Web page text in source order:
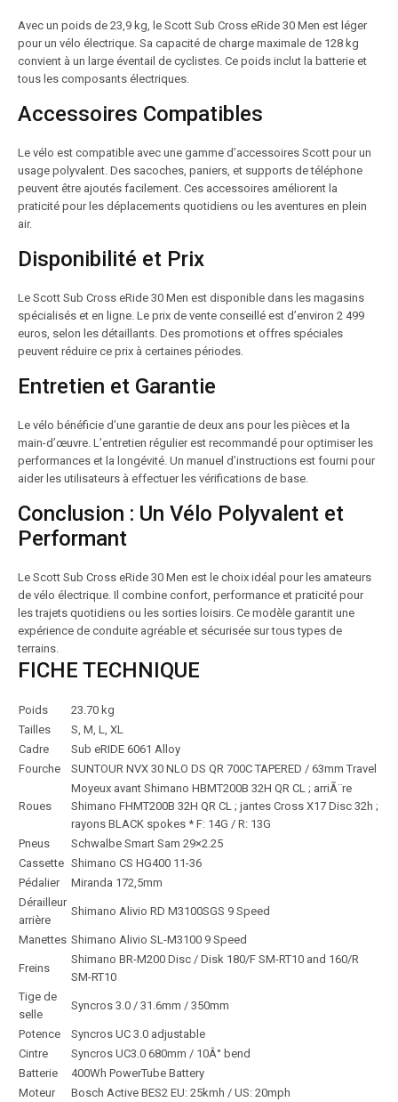
Avec un poids de 23,9 kg, le Scott Sub Cross eRide 30 Men est léger
pour un vélo électrique. Sa capacité de charge maximale de 128 kg
convient à un large éventail de cyclistes. Ce poids inclut la batterie et
tous les composants électriques.
Accessoires Compatibles
Le vélo est compatible avec une gamme d’accessoires Scott pour un
usage polyvalent. Des sacoches, paniers, et supports de téléphone
peuvent être ajoutés facilement. Ces accessoires améliorent la
praticité pour les déplacements quotidiens ou les aventures en plein
air.
Disponibilité et Prix
Le Scott Sub Cross eRide 30 Men est disponible dans les magasins
spécialisés et en ligne. Le prix de vente conseillé est d’environ 2 499
euros, selon les détaillants. Des promotions et offres spéciales
peuvent réduire ce prix à certaines périodes.
Entretien et Garantie
Le vélo bénéficie d’une garantie de deux ans pour les pièces et la
main-d’œuvre. L’entretien régulier est recommandé pour optimiser les
performances et la longévité. Un manuel d’instructions est fourni pour
aider les utilisateurs à effectuer les vérifications de base.
Conclusion : Un Vélo Polyvalent et
Performant
Le Scott Sub Cross eRide 30 Men est le choix idéal pour les amateurs
de vélo électrique. Il combine confort, performance et praticité pour
les trajets quotidiens ou les sorties loisirs. Ce modèle garantit une
expérience de conduite agréable et sécurisée sur tous types de
terrains.
FICHE TECHNIQUE
Poids
23.70 kg
Tailles
S, M, L, XL
Cadre
Sub eRIDE 6061 Alloy
Fourche
SUNTOUR NVX 30 NLO DS QR 700C TAPERED / 63mm Travel
Roues
Moyeux avant Shimano HBMT200B 32H QR CL ; arriÃ¨re
Shimano FHMT200B 32H QR CL ; jantes Cross X17 Disc 32h ;
rayons BLACK spokes * F: 14G / R: 13G
Pneus
Schwalbe Smart Sam 29×2.25
Cassette Shimano CS HG400 11-36
Pédalier
Miranda 172,5mm
Dérailleur
arrière
Shimano Alivio RD M3100SGS 9 Speed
Manettes Shimano Alivio SL-M3100 9 Speed
Freins
Shimano BR-M200 Disc / Disk 180/F SM-RT10 and 160/R
SM-RT10
Tige de
selle
Syncros 3.0 / 31.6mm / 350mm
Potence
Syncros UC 3.0 adjustable
Cintre
Syncros UC3.0 680mm / 10Â° bend
Batterie
400Wh PowerTube Battery
Moteur
Bosch Active BES2 EU: 25kmh / US: 20mph